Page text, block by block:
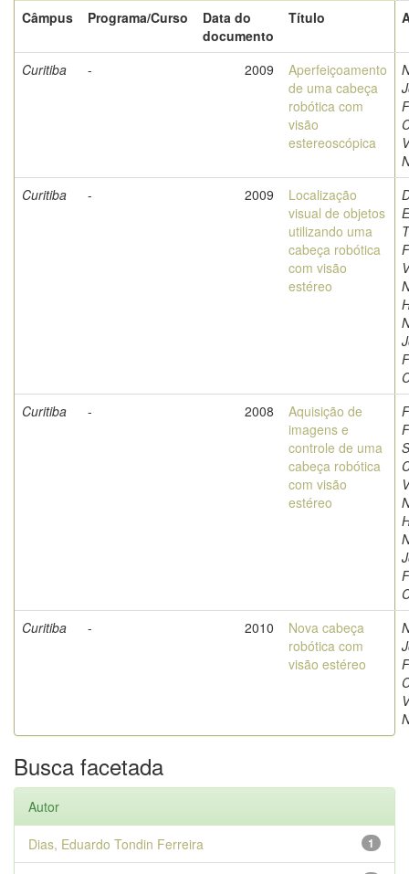
Câmpus
Programa/Curso
Data do
documento
Título
Curitiba - 2009
Aperfeiçoamento
de uma cabeça
robótica com
visão
estereoscópica
Curitiba
- 2009
Localização
visual de objetos
utilizando uma
cabeça robótica
com visão
estéreo
Curitiba
- 2008
Aquisição de
imagens e
controle de uma
cabeça robótica
com visão
estéreo
Curitiba
- 2010
Nova cabeça
robótica com
visão estéreo
Busca facetada
Autor
1
Dias, Eduardo Tondin Ferreira